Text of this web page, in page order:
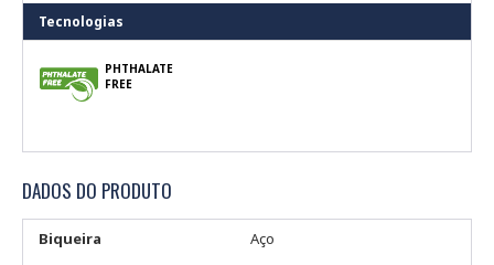
Tecnologias
PHTHALATE
FREE
DADOS DO PRODUTO
Biqueira
Aço